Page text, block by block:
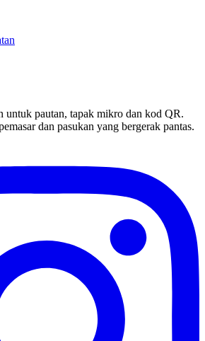
untuk pautan, tapak mikro dan kod QR.
dan pasukan yang bergerak pantas.